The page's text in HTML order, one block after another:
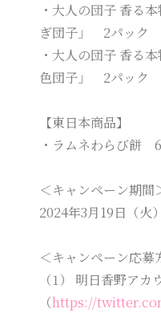
・大人の団子 香る
ぎ団子」 2パック
・大人の団子 香る
色団子」 2パック
【東日本商品】
・ラムネわらび餅
＜キャンペーン期間
2024年3月19日（火
＜キャンペーン応
（1） 明日香野アカ
（https://